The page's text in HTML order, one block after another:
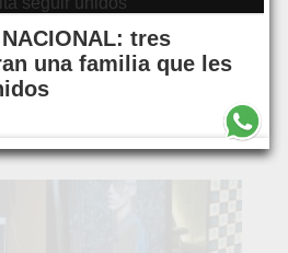
tres
una familia que les